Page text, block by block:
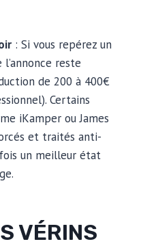
: Si vous repérez un
reste
de 200 à 400€
Certains
iKamper ou James
et traités anti-
un meilleur état
VÉRINS